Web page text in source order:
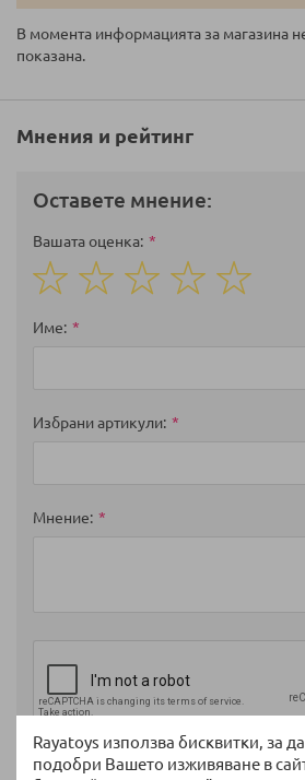
Rayatoys използва бисквитки, за
подобри Вашето изживяване в
В момента информацията за магазина
показана.
Мнения и рейтинг
Оставете мнение:
Вашата оценка
star
stars
stars
stars
stars
Име
Избрани артикули
Мнение
Изпратете